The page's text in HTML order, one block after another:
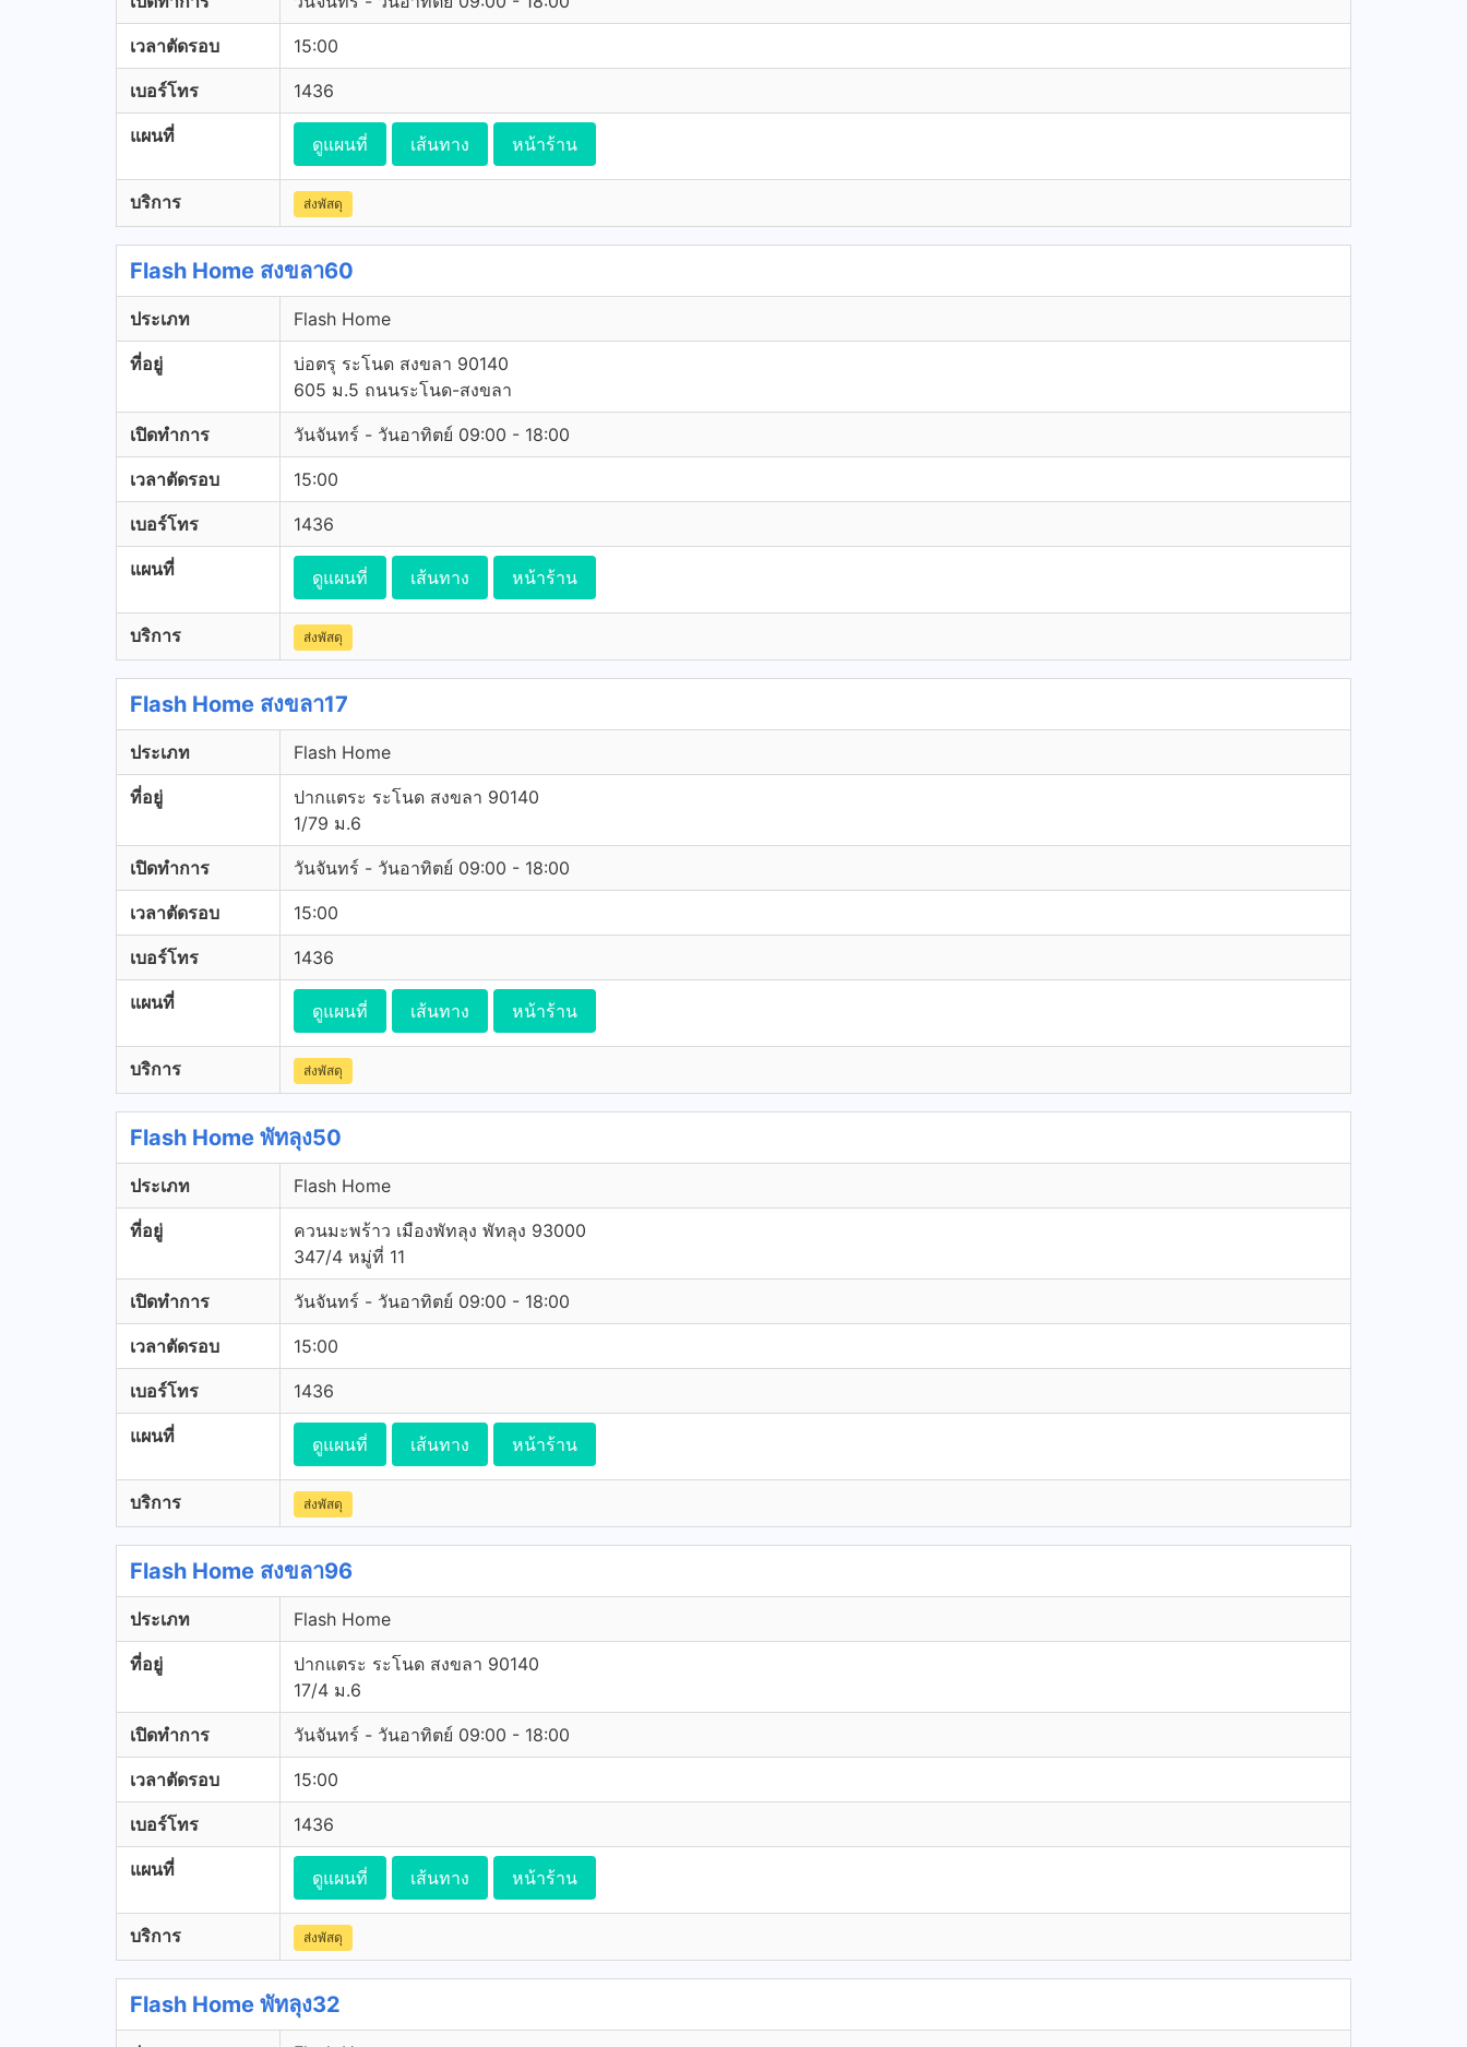
เวลาตัดรอบ 15:00
เบอร์โทร 1436
แผนที่ ดูแผนที่ เส้นทาง หน้าร้าน
บริการ ส่งพัสดุ
Flash Home สงขลา60
ประเภท Flash Home
ที่อยู่
บ่อตรุ ระโนด สงขลา 90140
605 ม.5 ถนนระโนด-สงขลา
เปิดทำการ วันจันทร์ - วันอาทิตย์ 09:00 - 18:00
เวลาตัดรอบ 15:00
เบอร์โทร 1436
แผนที่ ดูแผนที่ เส้นทาง หน้าร้าน
บริการ ส่งพัสดุ
Flash Home สงขลา17
ประเภท Flash Home
ที่อยู่
ปากแตระ ระโนด สงขลา 90140
1/79 ม.6
เปิดทำการ วันจันทร์ - วันอาทิตย์ 09:00 - 18:00
เวลาตัดรอบ 15:00
เบอร์โทร 1436
แผนที่ ดูแผนที่ เส้นทาง หน้าร้าน
บริการ ส่งพัสดุ
Flash Home พัทลุง50
ประเภท Flash Home
ที่อยู่
ควนมะพร้าว เมืองพัทลุง พัทลุง 93000
347/4 หมู่ที่ 11
เปิดทำการ วันจันทร์ - วันอาทิตย์ 09:00 - 18:00
เวลาตัดรอบ 15:00
เบอร์โทร 1436
แผนที่ ดูแผนที่ เส้นทาง หน้าร้าน
บริการ ส่งพัสดุ
Flash Home สงขลา96
ประเภท Flash Home
ที่อยู่
ปากแตระ ระโนด สงขลา 90140
17/4 ม.6
เปิดทำการ วันจันทร์ - วันอาทิตย์ 09:00 - 18:00
เวลาตัดรอบ 15:00
เบอร์โทร 1436
แผนที่ ดูแผนที่ เส้นทาง หน้าร้าน
บริการ ส่งพัสดุ
Flash Home พัทลุง32